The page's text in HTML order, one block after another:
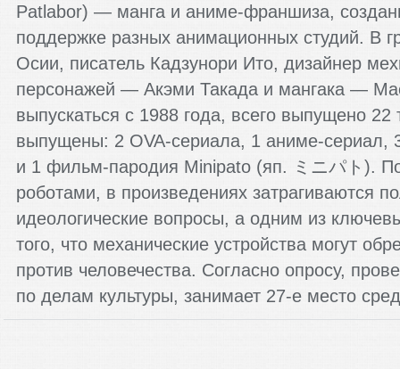
Patlabor) — манга и аниме-франшиза,
поддержке разных анимационных студий. В
Осии, писатель Кадзунори Ито, дизайнер
персонажей — Акэми Такада и мангака —
выпускаться с 1988 года, всего выпущено
выпущены: 2 OVA-сериала, 1 аниме-сериал,
и 1 фильм-пародия Minipato (яп. ミニパト).
роботами, в произведениях затрагиваются
идеологические вопросы, а одним из
того, что механические устройства могут
против человечества. Согласно опросу,
по делам культуры, занимает 27-е место